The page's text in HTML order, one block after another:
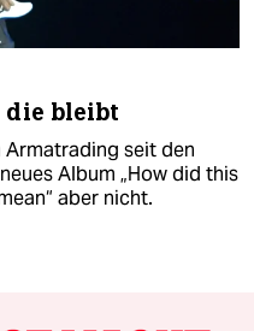
die bleibt
seit den
Album „How did this
aber nicht.